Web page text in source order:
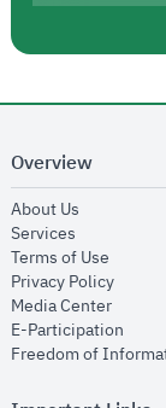
Overview
About Us
Services
Terms of Use
Privacy Policyopens
Media Centeropens
E-Participation
Freedom of